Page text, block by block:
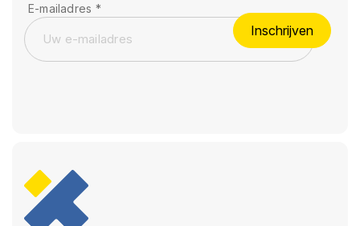
E-mailadres *
Inschrijven